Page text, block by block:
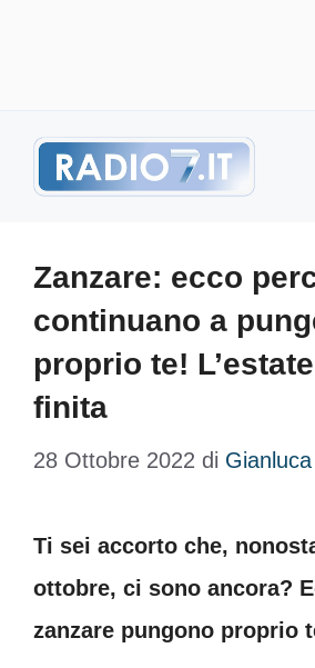
Zanzare: ecco
continuano a
proprio te!
finita
28 Ottobre 2022 di
Ti sei accorto che,
ottobre, ci sono ancora?
zanzare pungono proprio